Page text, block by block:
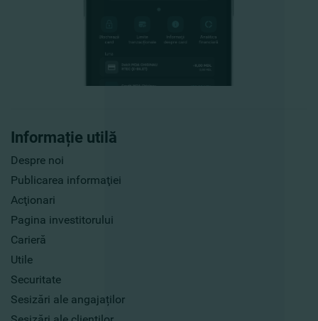
Informație utilă
Despre noi
Publicarea informaţiei
Acţionari
Pagina investitorului
Carieră
Utile
Securitate
Sesizări ale angajaților